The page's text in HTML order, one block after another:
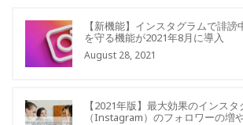
【新機能】インスタグラムで誹
を守る機能が2021年8月に導入
August 28, 2021
【2021年版】最大効果のインスタ
（Instagram）のフォロワーの増